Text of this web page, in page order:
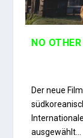
NO
Der neue
ausgewählt…